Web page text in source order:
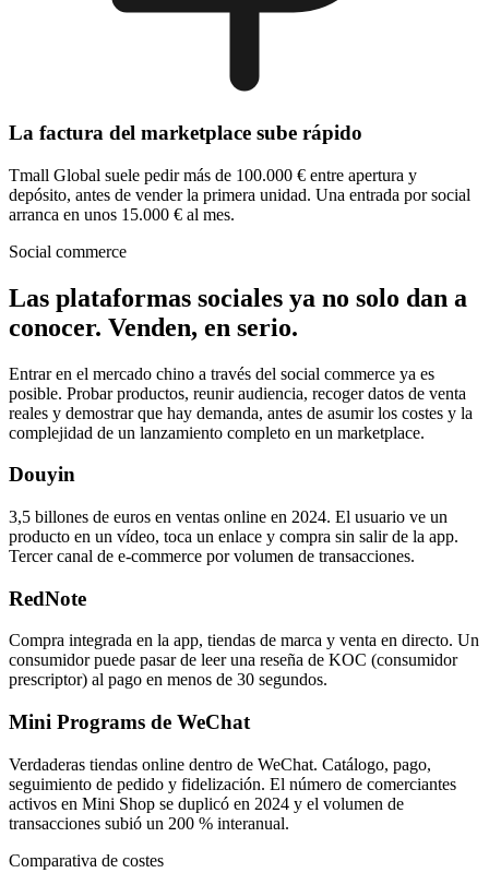
La factura del marketplace sube rápido
Tmall Global suele pedir más de 100.000 € entre apertura y
depósito, antes de vender la primera unidad. Una entrada por social
arranca en unos 15.000 € al mes.
Social commerce
Las plataformas sociales ya no solo dan a
conocer. Venden, en serio.
Entrar en el mercado chino a través del social commerce ya es
posible. Probar productos, reunir audiencia, recoger datos de venta
reales y demostrar que hay demanda, antes de asumir los costes y la
complejidad de un lanzamiento completo en un marketplace.
Douyin
3,5 billones de euros en ventas online en 2024. El usuario ve un
producto en un vídeo, toca un enlace y compra sin salir de la app.
Tercer canal de e-commerce por volumen de transacciones.
RedNote
Compra integrada en la app, tiendas de marca y venta en directo. Un
consumidor puede pasar de leer una reseña de KOC (consumidor
prescriptor) al pago en menos de 30 segundos.
Mini Programs de WeChat
Verdaderas tiendas online dentro de WeChat. Catálogo, pago,
seguimiento de pedido y fidelización. El número de comerciantes
activos en Mini Shop se duplicó en 2024 y el volumen de
transacciones subió un 200 % interanual.
Comparativa de costes